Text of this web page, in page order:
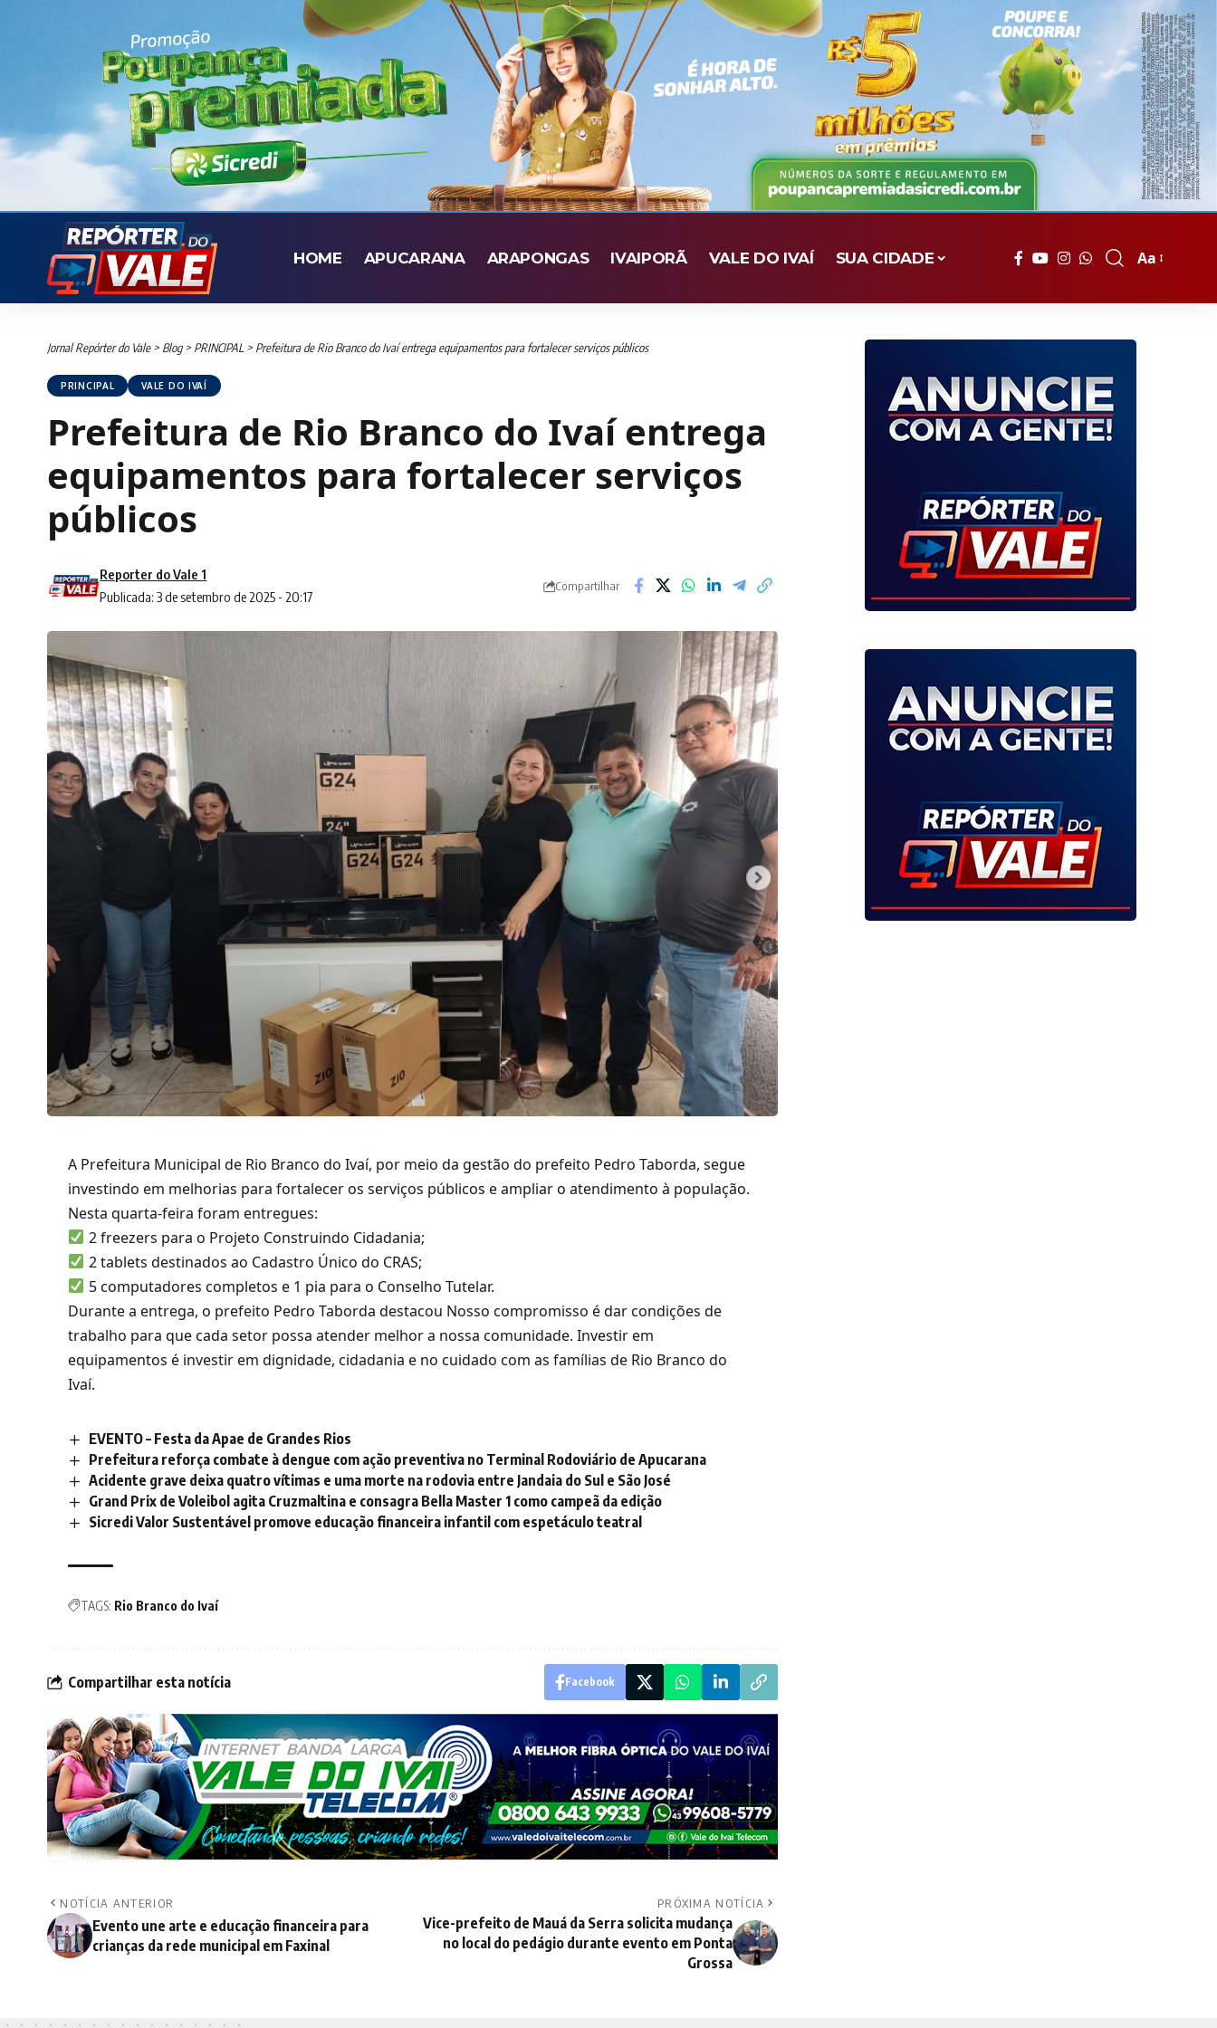
HOME APUCARANA ARAPONGAS IVAIPORÃ VALE DO IVAÍ SUA CIDADE
Font
Aa
Jornal Repórter do Vale> Blog> PRINCIPAL > Prefeitura de Rio Branco do Ivaí entrega equipamentos para fortalecer serviços públicos
PRINCIPAL VALE DO IVAÍ
Prefeitura de Rio Branco do Ivaí entrega
equipamentos para fortalecer serviços
públicos
Publicada: 3 de setembro de 2025 - 20:17
Reporter do Vale 1
Compartilhar
A Prefeitura Municipal de Rio Branco do Ivaí, por meio da gestão do prefeito Pedro Taborda, segue
investindo em melhorias para fortalecer os serviços públicos e ampliar o atendimento à população.
Nesta quarta-feira foram entregues:
2 freezers para o Projeto Construindo Cidadania;
2 tablets destinados ao Cadastro Único do CRAS;
5 computadores completos e 1 pia para o Conselho Tutelar.
Durante a entrega, o prefeito Pedro Taborda destacou Nosso compromisso é dar condições de
trabalho para que cada setor possa atender melhor a nossa comunidade. Investir em
equipamentos é investir em dignidade, cidadania e no cuidado com as famílias de Rio Branco do
Ivaí.
EVENTO – Festa da Apae de Grandes Rios
Prefeitura reforça combate à dengue com ação preventiva no Terminal Rodoviário de Apucarana
Acidente grave deixa quatro vítimas e uma morte na rodovia entre Jandaia do Sul e São José
Grand Prix de Voleibol agita Cruzmaltina e consagra Bella Master 1 como campeã da edição
Sicredi Valor Sustentável promove educação financeira infantil com espetáculo teatral
TAGS: Rio Branco do Ivaí
Compartilhar esta notícia Facebook
NOTÍCIA ANTERIOR
Evento une arte e educação financeira para
crianças da rede municipal em Faxinal
PRÓXIMA NOTÍCIA
Vice-prefeito de Mauá da Serra solicita mudança
no local do pedágio durante evento em Ponta
Grossa